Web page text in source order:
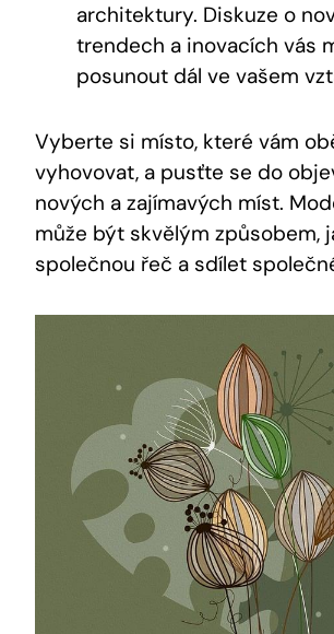
architektury. Diskuze o
trendech a inovacích vás
posunout dál ve vašem
Vyberte si místo, které vám
vyhovovat, a pusťte se do
nových a zajímavých míst.
může být skvělým způsobem,
společnou řeč a sdílet